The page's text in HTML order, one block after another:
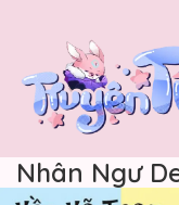
Nhân Ngư